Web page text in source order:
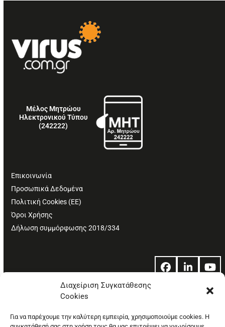
Διαχείριση Συγκατάθεσης
Cookies
Για να παρέχουμε την καλύτερη εμπειρία, χρησιμοποιούμε cookies. Η
Μέλος Μητρώου
Ηλεκτρονικού Τύπου
(242222)
Επικοινωνία
Προσωπικά Δεδομένα
Πολιτική Cookies (ΕΕ)
Όροι Χρήσης
Δήλωση συμμόρφωσης 2018/334
Facebook
LinkedIn
© Copyright: Ethos Media S.A.